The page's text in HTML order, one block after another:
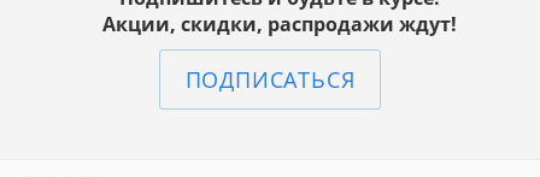
Акции, скидки, распродажи ждут!
ПОДПИСАТЬСЯ